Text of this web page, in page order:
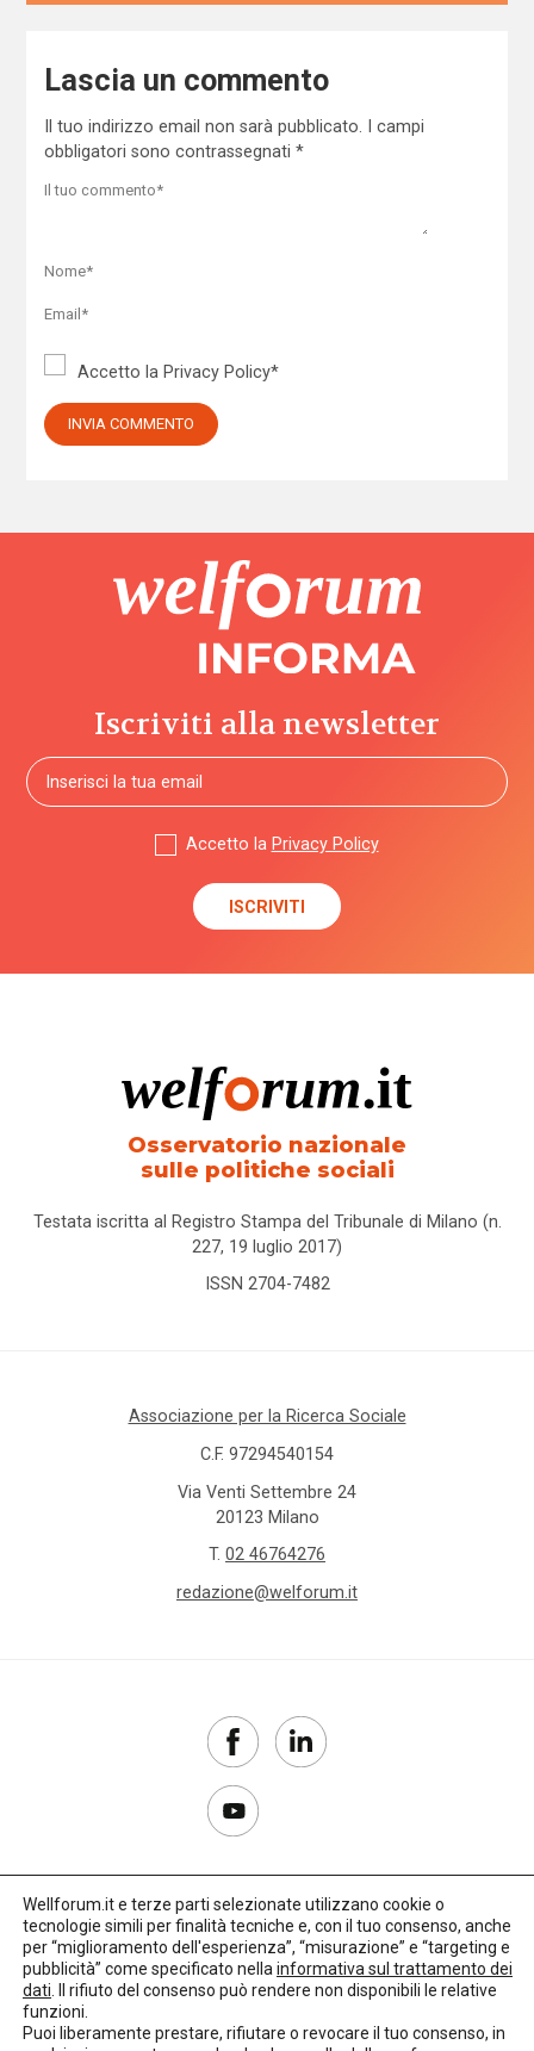
Lascia un commento
Il tuo indirizzo email non sarà pubblicato.
I campi
obbligatori sono contrassegnati *
Accetto la Privacy Policy*
Iscriviti alla newsletter
Accetto la Privacy Policy
Osservatorio nazionale
sulle politiche sociali
Testata iscritta al Registro Stampa del Tribunale di Milano (n.
227, 19 luglio 2017)
ISSN 2704-7482
Associazione per la Ricerca Sociale
C.F. 97294540154
Via Venti Settembre 24
20123 Milano
T. 02 46764276
redazione@welforum.it
Copyright 2017–2026
Privacy Policy
Wellforum.it e terze parti selezionate utilizzano cookie o
tecnologie simili per finalità tecniche e, con il tuo consenso, anche
per “miglioramento dell'esperienza”, “misurazione” e “targeting e
pubblicità” come specificato nella informativa sul trattamento dei
dati . Il rifiuto del consenso può rendere non disponibili le relative
funzioni.
Puoi liberamente prestare, rifiutare o revocare il tuo consenso, in